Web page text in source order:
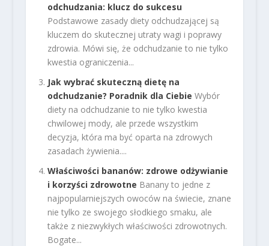
odchudzania: klucz do sukcesu
Podstawowe zasady diety odchudzającej są
kluczem do skutecznej utraty wagi i poprawy
zdrowia. Mówi się, że odchudzanie to nie tylko
kwestia ograniczenia...
Jak wybrać skuteczną dietę na
odchudzanie? Poradnik dla Ciebie Wybór
diety na odchudzanie to nie tylko kwestia
chwilowej mody, ale przede wszystkim
decyzja, która ma być oparta na zdrowych
zasadach żywienia....
Właściwości bananów: zdrowe odżywianie
i korzyści zdrowotne Banany to jedne z
najpopularniejszych owoców na świecie, znane
nie tylko ze swojego słodkiego smaku, ale
także z niezwykłych właściwości zdrowotnych.
Bogate...